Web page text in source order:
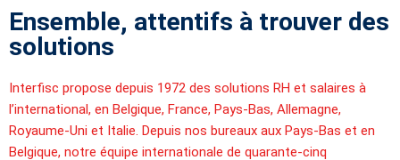
Ensemble, attentifs à trouver des
solutions
Interfisc propose depuis 1972 des solutions RH et salaires à
l’international, en Belgique, France, Pays-Bas, Allemagne,
Royaume-Uni et Italie. Depuis nos bureaux aux Pays-Bas et en
Belgique, notre équipe internationale de quarante-cinq